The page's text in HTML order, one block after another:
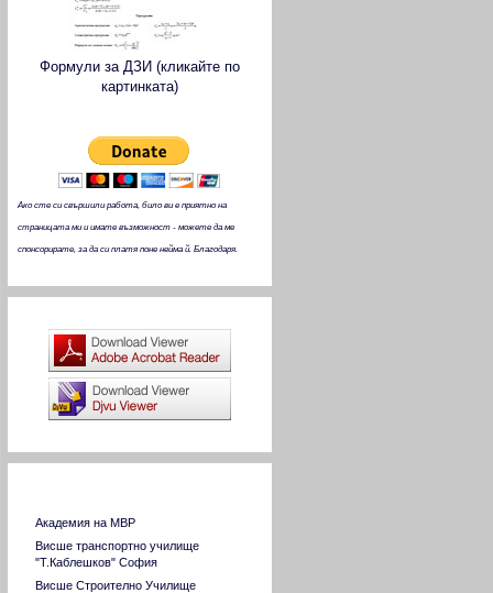
Формули за ДЗИ (кликайте по
картинката)
Ако сте си свършили работа, било ви е приятно на
страницата ми и имате възможност - можете да ме
спонсорирате, за да си платя поне нейма й. Благодаря.
Академия на МВР
Висше транспортно училище
"Т.Каблешков" София
Висше Строително Училище